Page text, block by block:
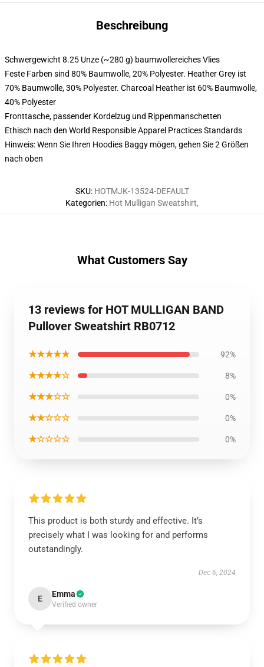
Beschreibung
Schwergewicht 8.25 Unze (~280 g) baumwollereiches Vlies
Feste Farben sind 80% Baumwolle, 20% Polyester. Heather Grey ist
70% Baumwolle, 30% Polyester. Charcoal Heather ist 60% Baumwolle,
40% Polyester
Fronttasche, passender Kordelzug und Rippenmanschetten
Ethisch nach den World Responsible Apparel Practices Standards
Hinweis: Wenn Sie Ihren Hoodies Baggy mögen, gehen Sie 2 Größen
nach oben
SKU: HOTMJK-13524-DEFAULT
Kategorien: Hot Mulligan Sweatshirt,
What Customers Say
13 reviews for HOT MULLIGAN BAND
Pullover Sweatshirt RB0712
★★★★★ 92%
★★★★☆ 8%
★★★☆☆ 0%
★★☆☆☆ 0%
★☆☆☆☆ 0%
This product is both sturdy and effective. It’s
precisely what I was looking for and performs
outstandingly.
Dec 6, 2024
E Emma
Verified owner